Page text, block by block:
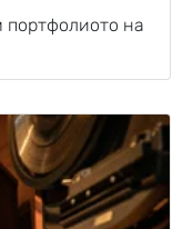
портфолиото на